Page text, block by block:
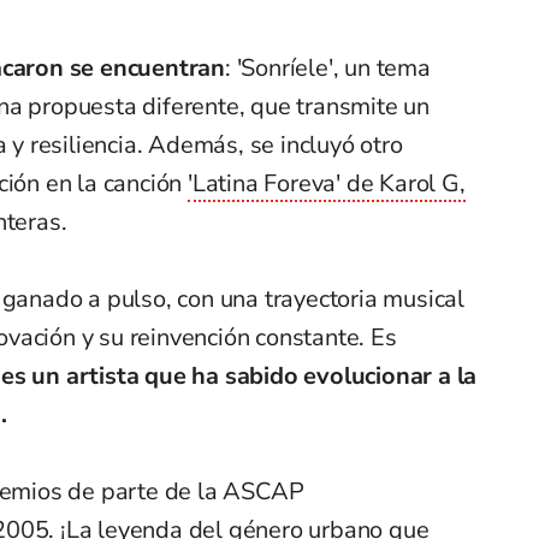
se encuentran: 'Sonríele', un tema
propuesta diferente, que transmite un
resiliencia. Además, se incluyó otro
en la canción 'Latina Foreva' de Karol G,
a pulso, con una trayectoria musical
y su reinvención constante. Es
un artista que ha sabido evolucionar a la
de parte de la ASCAP
¡La leyenda del género urbano que